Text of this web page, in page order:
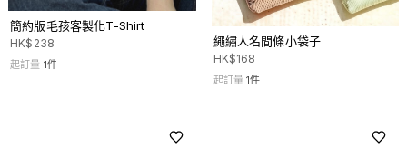
簡約版毛孩客製化T-Shirt
HK$ 238
起訂量 1件
繩繡人名間條小袋子
HK$168
起訂量 1件